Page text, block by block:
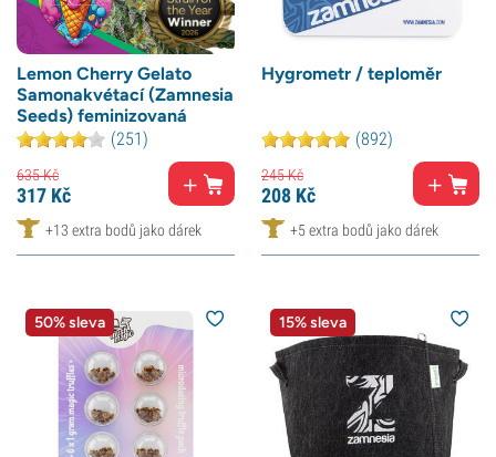
Lemon Cherry Gelato
Samonakvétací (Zamnesia
Seeds) feminizovaná
(251)
635Kč
317 Kč
+13 extra bodů jako dárek
Hygrometr / teploměr
(892)
245Kč
208 Kč
+5 extra bodů jako dárek
50% sleva 15% sleva